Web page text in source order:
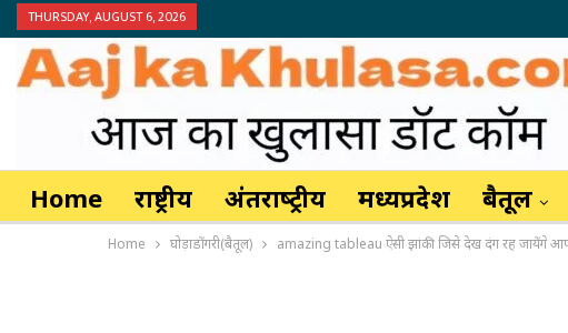
THURSDAY, AUGUST 6, 2026
Home राष्ट्रीय अंतर्राष्‍ट्रीय मध्यप्रदेश बैतूल
Home घोड़ाडोंगरी(बैतूल) amazing tableau ऐसी झांकी जिसे देख दंग रह जायेंगे